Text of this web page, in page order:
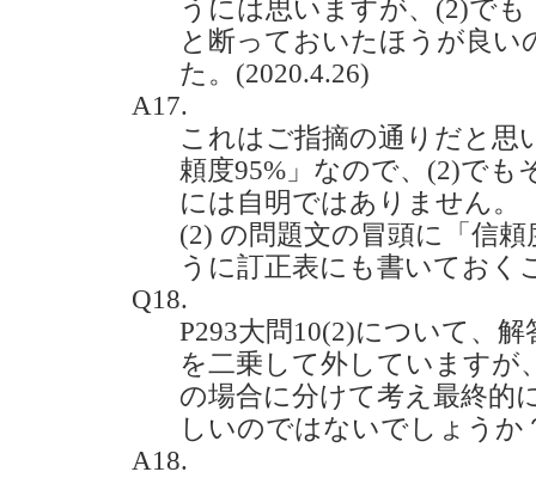
うには思いますが、(2)でも
と断っておいたほうが良
た。(2020.4.26)
A17.
これはご指摘の通りだと思
頼度95%」なので、(2)でも
には自明ではありません。
(2) の問題文の冒頭に「信
うに訂正表にも書いておく
Q18.
P293大問10(2)について、
を二乗して外していますが
の場合に分けて考え最終的
しいのではないでしょうか
A18.